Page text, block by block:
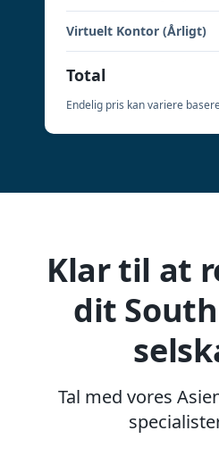
Virtuelt Kontor (Årligt)
Total
Endelig pris kan variere
Klar til at
dit
Tal med vores